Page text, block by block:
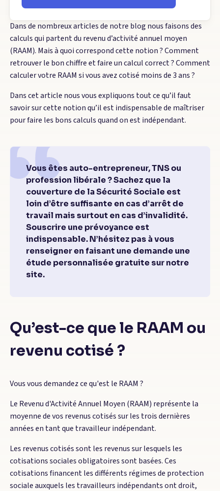
Dans de nombreux articles de notre blog nous faisons des
calculs qui partent du revenu d’activité annuel moyen
(RAAM). Mais à quoi correspond cette notion ? Comment
retrouver le bon chiffre et faire un calcul correct ? Comment
calculer votre RAAM si vous avez cotisé moins de 3 ans ?
Dans cet article nous vous expliquons tout ce qu’il faut
savoir sur cette notion qu’il est indispensable de maîtriser
pour faire les bons calculs quand on est indépendant.
Vous êtes auto-entrepreneur, TNS ou
profession libérale ? Sachez que la
couverture de la Sécurité Sociale est
loin d’être suffisante en cas d’arrêt de
travail mais surtout en cas d’invalidité.
Souscrire une prévoyance est
indispensable. N’hésitez pas à vous
renseigner en faisant une demande une
étude personnalisée gratuite sur notre
site.
Qu’est-ce que le RAAM ou
revenu cotisé ?
Vous vous demandez ce qu'est le RAAM ?
Le Revenu d'Activité Annuel Moyen (RAAM) représente la
moyenne de vos revenus cotisés sur les trois dernières
années en tant que travailleur indépendant.
Les revenus cotisés sont les revenus sur lesquels les
cotisations sociales obligatoires sont basées. Ces
cotisations financent les différents régimes de protection
sociale auxquels les travailleurs indépendants ont droit,